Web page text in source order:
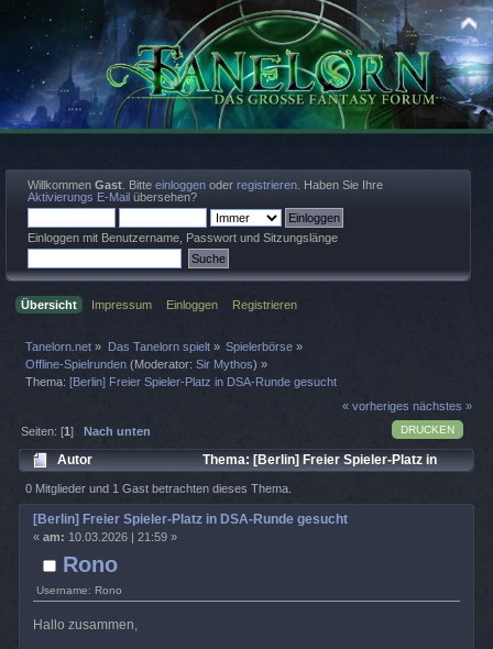
Willkommen Gast . Bitte einloggen oder registrieren . Haben Sie Ihre
Aktivierungs E-Mail übersehen?
Einloggen mit Benutzername, Passwort und Sitzungslänge
Übersicht Impressum Einloggen Registrieren
Tanelorn.net » Das Tanelorn spielt» Spielerbörse »
Offline-Spielrunden (Moderator:Sir Mythos) »
Thema:[Berlin] Freier Spieler-Platz in DSA-Runde gesucht
« vorheriges nächstes »
DRUCKEN
Seiten: [1]Nach unten
Autor
Thema: [Berlin] Freier Spieler-Platz in
DSA-Runde gesucht (Gelesen 299 mal)
0 Mitglieder und 1 Gast betrachten dieses Thema.
Rono
Username: Rono
[Berlin] Freier Spieler-Platz in DSA-Runde gesucht
« am: 10.03.2026 | 21:59 »
Hallo zusammen,